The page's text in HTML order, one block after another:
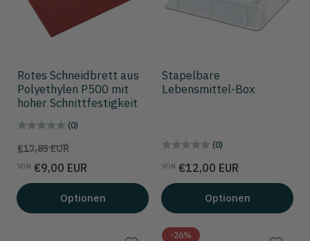
Rotes Schneidbrett aus
Polyethylen P500 mit
hoher Schnittfestigkeit
(0)
Preis
€17,85 EUR
VON €9,00 EUR
Optionen
Stapelbare
Lebensmittel-Box
(0)
Preis
VON €12,00 EUR
Optionen
-26%